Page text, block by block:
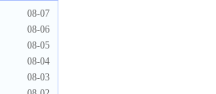
08-07
08-06
08-05
08-04
08-03